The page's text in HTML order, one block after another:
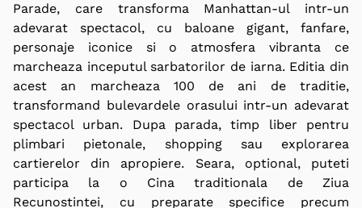
Parade, care transforma Manhattan-ul intr-un
adevarat spectacol, cu baloane gigant, fanfare,
personaje iconice si o atmosfera vibranta ce
marcheaza inceputul sarbatorilor de iarna. Editia din
acest an marcheaza 100 de ani de traditie,
transformand bulevardele orasului intr-un adevarat
spectacol urban. Dupa parada, timp liber pentru
plimbari pietonale, shopping sau explorarea
cartierelor din apropiere. Seara, optional, puteti
participa la o Cina traditionala de Ziua
Recunostintei, cu preparate specifice precum